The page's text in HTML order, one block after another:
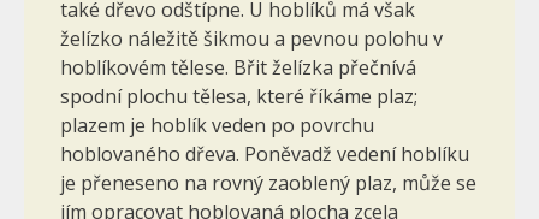
také dřevo odštípne. U hoblíků má však
želízko náležitě šikmou a pevnou polohu v
hoblíkovém tělese. Břit želízka přečnívá
spodní plochu tělesa, které říkáme plaz;
plazem je hoblík veden po povrchu
hoblovaného dřeva. Poněvadž vedení hoblíku
je přeneseno na rovný zaoblený plaz, může se
jím opracovat hoblovaná plocha zcela